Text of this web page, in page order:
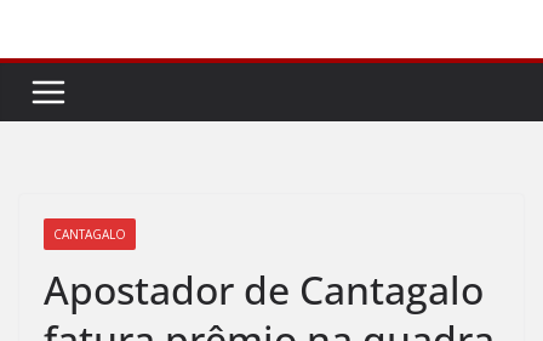
conteúdo
CANTAGALO
Apostador de Cantagalo